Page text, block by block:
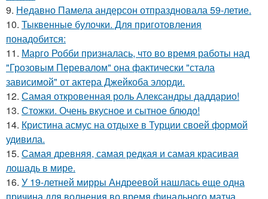
9. Недавно Памела андерсон отпраздновала 59-летие.
10. Тыквенные булочки. Для приготовления
понадобится:
11. Марго Робби призналась, что во время работы над
"Грозовым Перевалом" она фактически "стала
зависимой" от актера Джейкоба элорди.
12. Самая откровенная роль Александры даддарио!
13. Стожки. Очень вкусное и сытное блюдо!
14. Кристина асмус на отдыхе в Турции своей формой
удивила.
15. Самая древняя, самая редкая и самая красивая
лошадь в мире.
16. У 19-летней мирры Андреевой нашлась еще одна
причина для волнения во время финального матча